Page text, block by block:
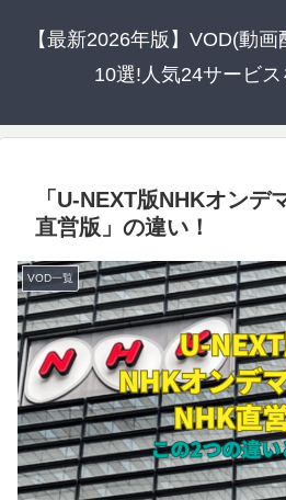
【最新2026年版】VOD(動
10選!人気24サービ
「U-NEXT版NHKオンデ
直営版」の違い！
VOD一覧